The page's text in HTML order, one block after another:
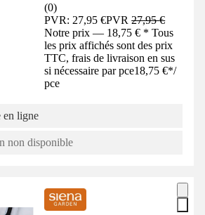
(0)
PVR: 27,95 €PVR27,95 €
Notre prix — 18,75 € * Tous
les prix affichés sont des prix
TTC, frais de livraison en sus
si nécessaire par pce18,75 €*/
pce
en ligne
non disponible